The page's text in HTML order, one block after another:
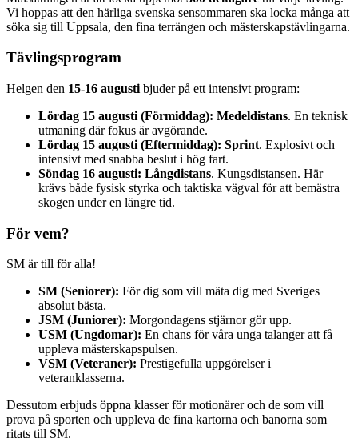
Vi hoppas att den härliga svenska sensommaren ska locka många att
söka sig till Uppsala, den fina terrängen och mästerskapstävlingarna.
Tävlingsprogram
Helgen den 15-16 augusti bjuder på ett intensivt program:
Lördag 15 augusti (Förmiddag): Medeldistans. En teknisk
utmaning där fokus är avgörande.
Lördag 15 augusti (Eftermiddag): Sprint. Explosivt och
intensivt med snabba beslut i hög fart.
Söndag 16 augusti: Långdistans. Kungsdistansen. Här
krävs både fysisk styrka och taktiska vägval för att bemästra
skogen under en längre tid.
För vem?
SM är till för alla!
SM (Seniorer): För dig som vill mäta dig med Sveriges
absolut bästa.
JSM (Juniorer): Morgondagens stjärnor gör upp.
USM (Ungdomar): En chans för våra unga talanger att få
uppleva mästerskapspulsen.
VSM (Veteraner): Prestigefulla uppgörelser i
veteranklasserna.
Dessutom erbjuds öppna klasser för motionärer och de som vill
prova på sporten och uppleva de fina kartorna och banorna som
ritats till SM.